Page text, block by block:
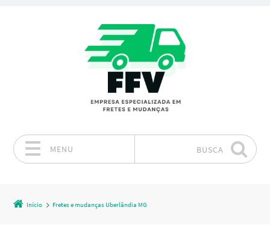
MENU BUSCA
Início Fretes e mudanças Uberlândia MG